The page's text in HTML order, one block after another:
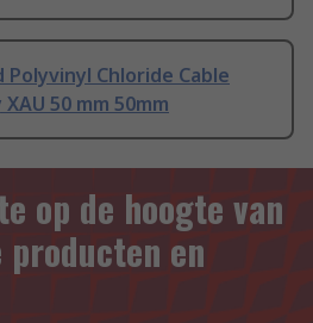
Chloride Cable
50 mm 50mm
op de hoogte van
producten en